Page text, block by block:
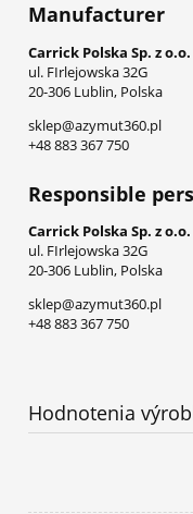
Manufacturer
Carrick Polska Sp. z o.o.
ul. FIrlejowska 32G
20-306 Lublin, Polska
sklep@azymut360.pl
+48 883 367 750
Responsible
Carrick Polska Sp. z o.o.
ul. FIrlejowska 32G
20-306 Lublin, Polska
sklep@azymut360.pl
+48 883 367 750
Hodnotenia